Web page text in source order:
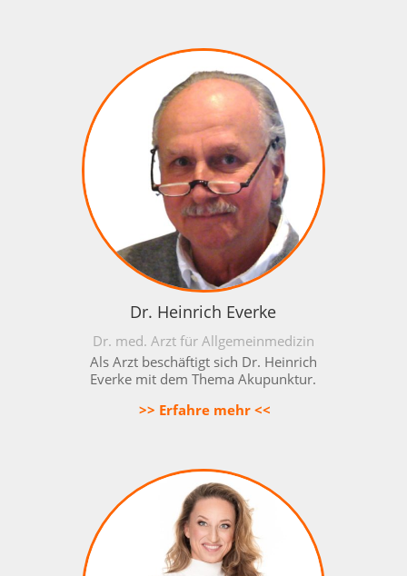
Dr. Heinrich Everke
Dr. med. Arzt für Allgemeinmedizin
Als Arzt beschäftigt sich Dr. Heinrich
Everke mit dem Thema Akupunktur.
>> Erfahre mehr <<